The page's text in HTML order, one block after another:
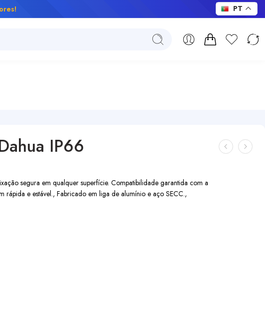
IP66
segura em qualquer superfície. Compatibilidade garantida com a
rápida e estável., Fabricado em liga de alumínio e aço SECC.,
PT